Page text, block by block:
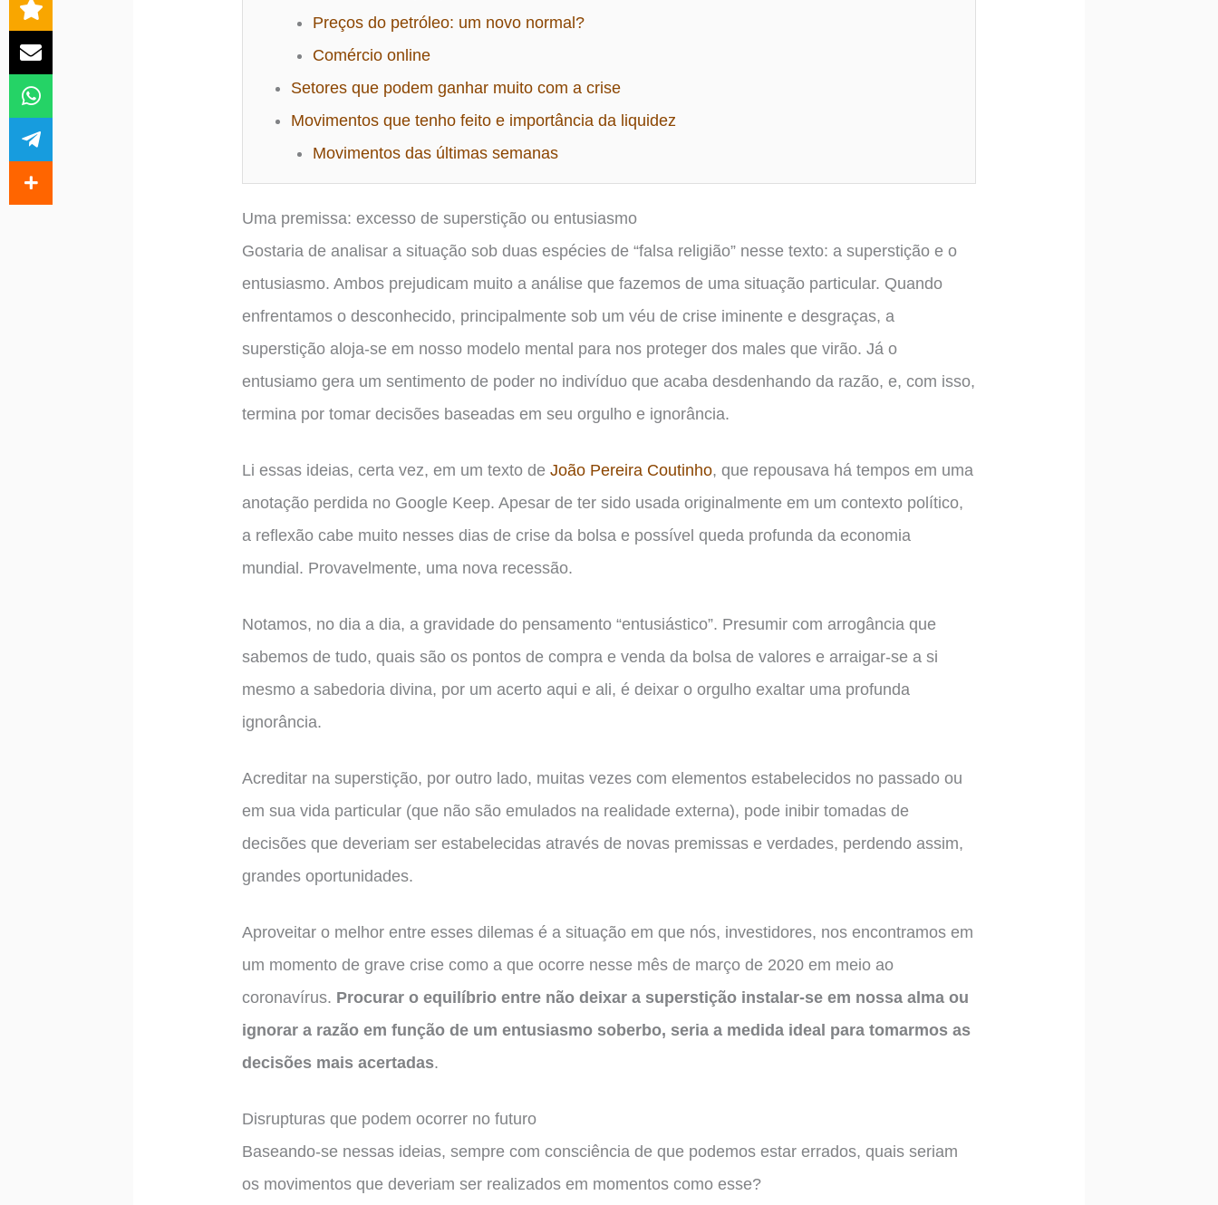
Preços do petróleo: um novo normal?
Comércio online
Setores que podem ganhar muito com a crise
Movimentos que tenho feito e importância da liquidez
Movimentos das últimas semanas
Uma premissa: excesso de superstição ou entusiasmo
Gostaria de analisar a situação sob duas espécies de “falsa religião” nesse texto: a superstição e o
entusiasmo. Ambos prejudicam muito a análise que fazemos de uma situação particular. Quando
enfrentamos o desconhecido, principalmente sob um véu de crise iminente e desgraças, a
superstição aloja-se em nosso modelo mental para nos proteger dos males que virão. Já o
entusiamo gera um sentimento de poder no indivíduo que acaba desdenhando da razão, e, com isso,
termina por tomar decisões baseadas em seu orgulho e ignorância.
Li essas ideias, certa vez, em um texto deJoão Pereira Coutinho, que repousava há tempos em uma
anotação perdida no Google Keep. Apesar de ter sido usada originalmente em um contexto político,
a reflexão cabe muito nesses dias de crise da bolsa e possível queda profunda da economia
mundial. Provavelmente, uma nova recessão.
Notamos, no dia a dia, a gravidade do pensamento “entusiástico”. Presumir com arrogância que
sabemos de tudo, quais são os pontos de compra e venda da bolsa de valores e arraigar-se a si
mesmo a sabedoria divina, por um acerto aqui e ali, é deixar o orgulho exaltar uma profunda
ignorância.
Acreditar na superstição, por outro lado, muitas vezes com elementos estabelecidos no passado ou
em sua vida particular (que não são emulados na realidade externa), pode inibir tomadas de
decisões que deveriam ser estabelecidas através de novas premissas e verdades, perdendo assim,
grandes oportunidades.
Aproveitar o melhor entre esses dilemas é a situação em que nós, investidores, nos encontramos em
um momento de grave crise como a que ocorre nesse mês de março de 2020 em meio ao
coronavírus. Procurar o equilíbrio entre não deixar a superstição instalar-se em nossa alma ou
ignorar a razão em função de um entusiasmo soberbo, seria a medida ideal para tomarmos as
decisões mais acertadas.
Disrupturas que podem ocorrer no futuro
Baseando-se nessas ideias, sempre com consciência de que podemos estar errados, quais seriam
os movimentos que deveriam ser realizados em momentos como esse?